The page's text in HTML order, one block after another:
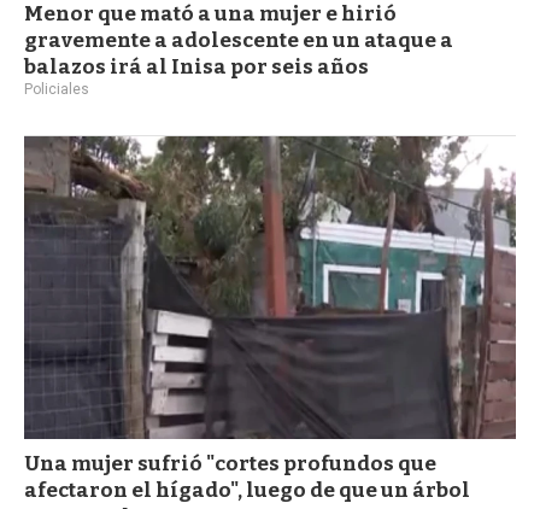
Menor que mató a una mujer e hirió
gravemente a adolescente en un ataque a
balazos irá al Inisa por seis años
Policiales
Una mujer sufrió "cortes profundos que
afectaron el hígado", luego de que un árbol